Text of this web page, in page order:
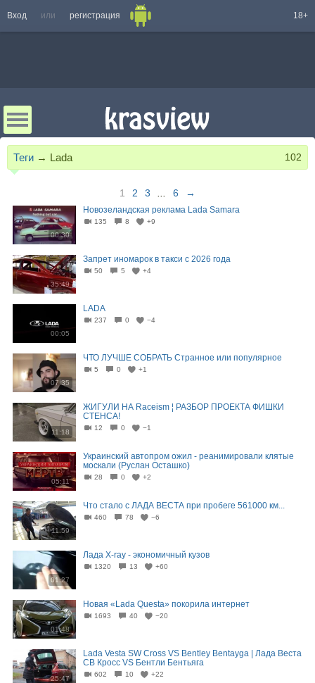
Вход или регистрация 18+
Теги → Lada 102
1 2 3 6 →
00:30
Новозеландская реклама Lada Samara
135 8 +9
35:49
Запрет иномарок в такси с 2026 года
50 5 +4
00:05
LADA
237 0 −4
07:35
ЧТО ЛУЧШЕ СОБРАТЬ Странное или популярное
5 0 +1
11:18
ЖИГУЛИ НА Raceism ¦ РАЗБОР ПРОЕКТА ФИШКИ
СТЕНСА!
12 0 −1
05:11
Украинский автопром ожил - реанимировали клятые
москали (Руслан Осташко)
28 0 +2
11:59
Что стало с ЛАДА ВЕСТА при пробеге 561000 км...
460 78 −6
01:27
Лада X-ray - экономичный кузов
1320 13 +60
01:48
Новая «Lada Questa» покорила интернет
1693 40 −20
25:47
Lada Vesta SW Cross VS Bentley Bentayga | Лада Веста
СВ Кросс VS Бентли Бентьяга
602 10 +22